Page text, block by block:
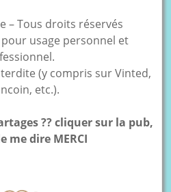
– Tous droits réservés
usage personnel et
(y compris sur Vinted,
etc.).
?? cliquer sur la pub,
me dire MERCI